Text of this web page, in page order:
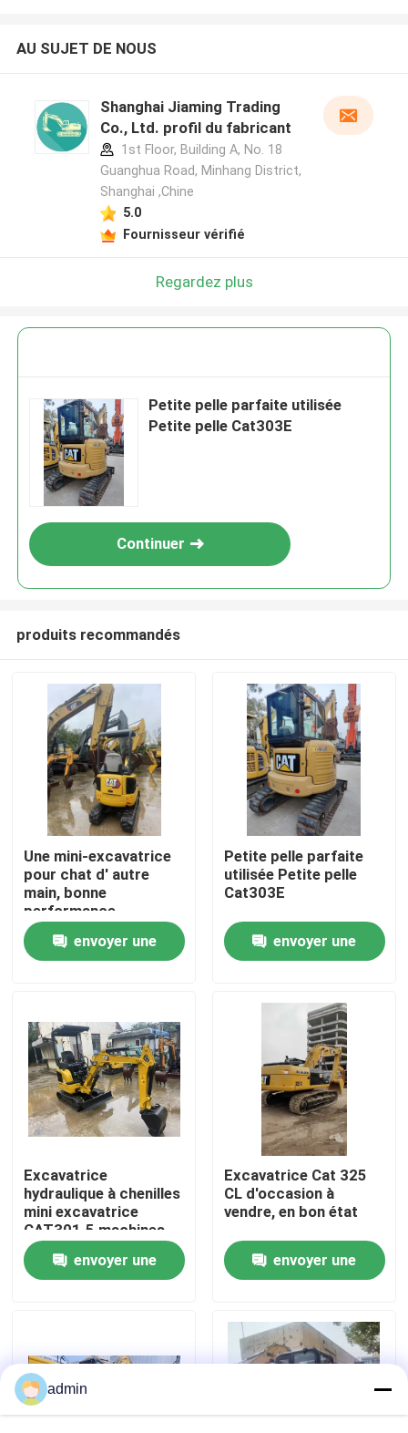
À la maison
Produits
Vidéos
À propos de nous
Visite de l'usine
Contrôle de la qualité
Nous contacter
Machines de construction de routes
AU SUJET DE NOUS
Shanghai Jiaming Trading
Co., Ltd. profil du fabricant
1st Floor, Building A, No. 18
Guanghua Road, Minhang District,
Shanghai ,Chine
5.0
Fournisseur vérifié
Regardez plus
Petite pelle parfaite utilisée
Petite pelle Cat303E
Continuer
produits recommandés
Une mini-excavatrice
pour chat d' autre
main, bonne
performance,
disponible à un prix
raisonnable.envoyer une
Petite pelle parfaite
utilisée Petite pelle
Cat303E
envoyer une
Excavatrice
hydraulique à chenilles
mini excavatrice
CAT301.5 machines
d'occasion
envoyer une
Excavatrice Cat 325
CL d'occasion à
vendre, en bon état
envoyer une
admin